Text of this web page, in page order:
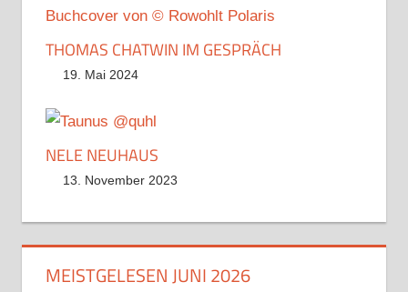
THOMAS CHATWIN IM GESPRÄCH
19. Mai 2024
NELE NEUHAUS
13. November 2023
MEISTGELESEN JUNI 2026